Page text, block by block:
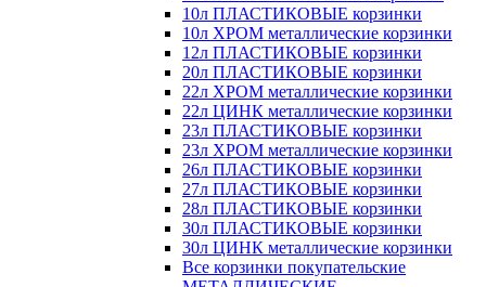
10л ПЛАСТИКОВЫЕ корзинки
10л ХРОМ металлические корзинки
12л ПЛАСТИКОВЫЕ корзинки
20л ПЛАСТИКОВЫЕ корзинки
22л ХРОМ металлические корзинки
22л ЦИНК металлические корзинки
23л ПЛАСТИКОВЫЕ корзинки
23л ХРОМ металлические корзинки
26л ПЛАСТИКОВЫЕ корзинки
27л ПЛАСТИКОВЫЕ корзинки
28л ПЛАСТИКОВЫЕ корзинки
30л ПЛАСТИКОВЫЕ корзинки
30л ЦИНК металлические корзинки
Все корзинки покупательские